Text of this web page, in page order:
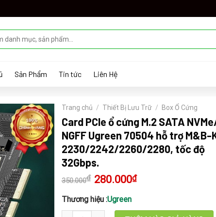
Sản Phẩm Tin tức Liên Hệ
Trang chủ / Thiết Bị Lưu Trữ / Box Ổ Cứng
Card PCIe ổ cứng M.2 SATA
NGFF Ugreen 70504 hỗ trợ M&B-
2230/2242/2260/2280, tốc độ
32Gbps.
350.000₫ Giá
gốc
350.000₫.
280.000₫Giá
hiện
Thương hiệu :Ugreen
Card PCIe ổ cứng M.2 SATA NVMe/ NGFF